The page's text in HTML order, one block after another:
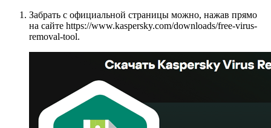
Забрать с официальной страницы можно, нажав прямо
на сайте https://www.kaspersky.com/downloads/free-virus-
removal-tool.